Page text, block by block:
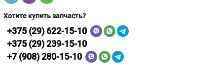
Хотите купить запчасть?
+375 (29) 622-15-10
+375 (29) 239-15-10
+7 (908) 280-15-10